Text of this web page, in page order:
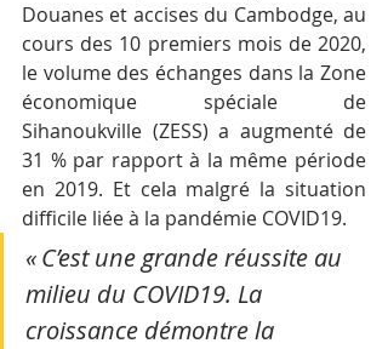
Douanes et accises du Cambodge, au
cours des 10 premiers mois de 2020,
le volume des échanges dans la Zone
économique spéciale de
Sihanoukville (ZESS) a augmenté de
31 % par rapport à la même période
en 2019. Et cela malgré la situation
difficile liée à la pandémie COVID19.
« C’est une grande réussite au
milieu du COVID19. La
croissance démontre la